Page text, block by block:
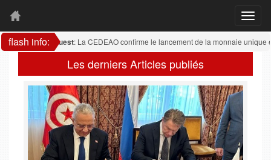
flash info:
de l'ouest : La CEDEAO confirme le lancement de la monnaie unique en
Les derniers Articles publiés